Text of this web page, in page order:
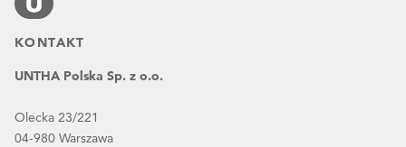
KONTAKT
UNTHA Polska Sp. z o.o.
Olecka 23/221
04-980 Warszawa